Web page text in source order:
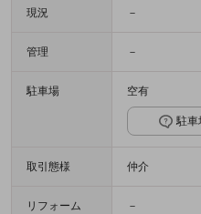
現況 －
管理 －
駐車場 空有
駐車
取引態様 仲介
リフォーム －